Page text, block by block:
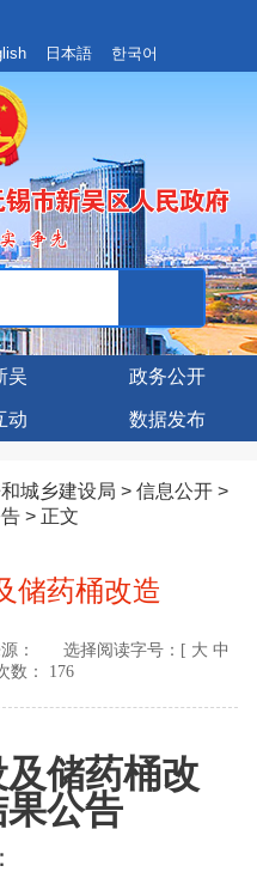
日本語 한국어
吴 政务公开
动 数据发布
城乡建设局 > 信息公开 >
> 正文
储药桶改造
： 选择阅读字号：[ 大 中
数： 176
储药桶改
公告
：